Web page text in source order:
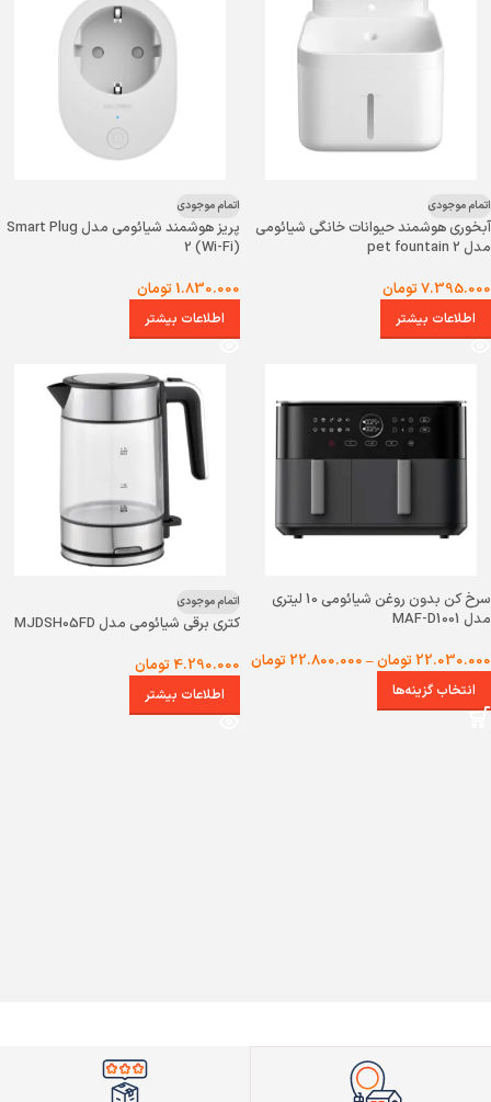
اتمام موجودی
آبخوری هوشمند حیوانات خانگی شیائومی
مدل pet fountain 2
7.395.000تومان
اطلاعات بیشتر
اتمام موجودی
پریز هوشمند شیائومی مدل Smart Plug
2 (Wi-Fi)
1.830.000 تومان
اطلاعات بیشتر
سرخ کن بدون روغن شیائومی 10 لیتری
مدل MAF-D1001
22.030.000 تومان–
22.800.000 تومان
انتخاب گزینه‌ها
اتمام موجودی
کتری برقی شیائومی مدل MJDSH05FD
4.290.000 تومان
اطلاعات بیشتر